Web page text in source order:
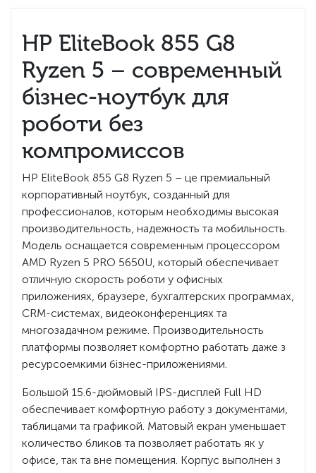
HP EliteBook 855 G8
Ryzen 5 – современный
бізнес-ноутбук для
роботи без
компромиссов
HP EliteBook 855 G8 Ryzen 5 – це премиальный
корпоративный ноутбук, созданный для
профессионалов, которым необходимы высокая
производительность, надежность та мобильность.
Модель оснащается современным процессором
AMD Ryzen 5 PRO 5650U, который обеспечивает
отличную скорость роботи у офисных
приложениях, браузере, бухгалтерских программах,
CRM-системах, видеоконференциях та
многозадачном режиме. Производительность
платформы позволяет комфортно работать даже з
ресурсоемкими бізнес-приложениями.
Большой 15.6-дюймовый IPS-дисплей Full HD
обеспечивает комфортную работу з документами,
таблицами та графикой. Матовый екран уменьшает
количество бликов та позволяет работать як у
офисе, так та вне помещения. Корпус выполнен з